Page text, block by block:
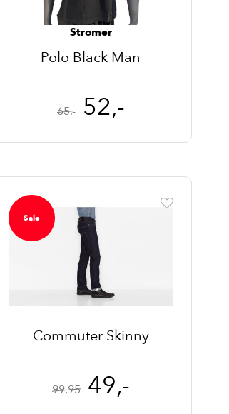
Stromer
Polo Black Man
65,- 52,-
Sale
Commuter Skinny
99,95 49,-